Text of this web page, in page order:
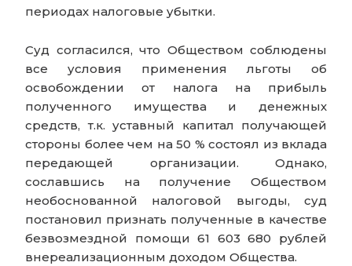
периодах налоговые убытки.
Суд согласился, что Обществом соблюдены
все условия применения льготы об
освобождении от налога на прибыль
полученного имущества и денежных
средств, т.к. уставный капитал получающей
стороны более чем на 50 % состоял из вклада
передающей организации. Однако,
сославшись на получение Обществом
необоснованной налоговой выгоды, суд
постановил признать полученные в качестве
безвозмездной помощи 61 603 680 рублей
внереализационным доходом Общества.